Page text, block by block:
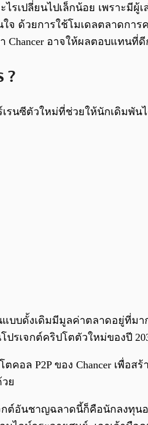
รเปลี่ยนไปเล็กน้อย เพราะมีผู้
จ ด้วยการใช้โมเดลตลาดกา
Chancer อาจให้ผลตอบแทนที่
?
เรนซีตัวใหม่ที่ช่วยให้นักเดิมพั
บบดั้งเดิมมีมูลค่าตลาดอยู่ที่มา
ปรเจกต์คริปโตตัวใหม่ของปี
คอล P2P ของ Chancer เพื่
ย
กต์อันชาญฉลาดนี้ก็คือนักลงทุน